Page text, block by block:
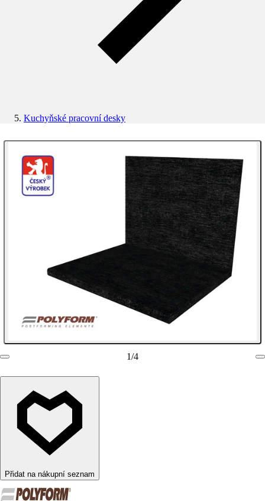
Kuchyňské pracovní desky
1/4
Přidat na nákupní seznam